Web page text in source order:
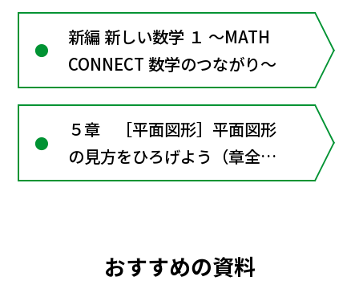
新編 新しい数学 １ ～MATH
CONNECT 数学のつながり～
５章 ［平面図形］平面図形
の見方をひろげよう（章全体
にかかわる資料）
おすすめの資料